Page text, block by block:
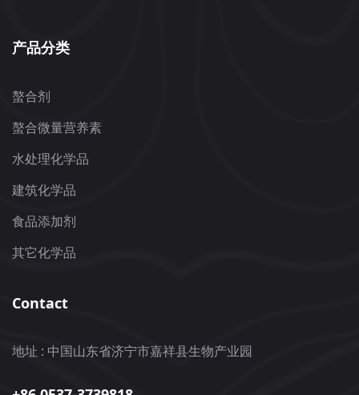
产品分类
螯合剂
螯合微量营养素
水处理化学品
建筑化学品
食品添加剂
其它化学品
Contact
地址 : 中国山东省济宁市嘉祥县生物产业园